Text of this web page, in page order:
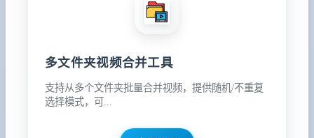
多文件夹视频合并工具
支持从多个文件夹批量合并视频，提供随机/不重复
选择模式，可...